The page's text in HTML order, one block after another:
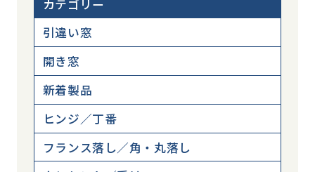
カテゴリー
引違い窓
開き窓
新着製品
ヒンジ／丁番
フランス落し／角・丸落し